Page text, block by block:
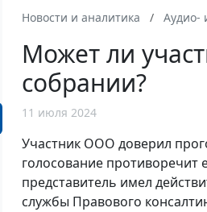
Новости и аналитика Аудио-
Может ли
собрании?
11 июля 2024
Участник ООО доверил
голосование
представитель имел
службы Правового